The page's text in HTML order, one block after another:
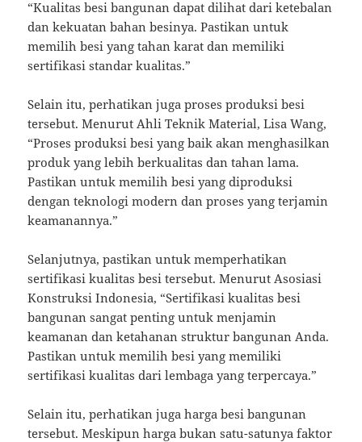
“Kualitas besi bangunan dapat dilihat dari ketebalan
dan kekuatan bahan besinya. Pastikan untuk
memilih besi yang tahan karat dan memiliki
sertifikasi standar kualitas.”
Selain itu, perhatikan juga proses produksi besi
tersebut. Menurut Ahli Teknik Material, Lisa Wang,
“Proses produksi besi yang baik akan menghasilkan
produk yang lebih berkualitas dan tahan lama.
Pastikan untuk memilih besi yang diproduksi
dengan teknologi modern dan proses yang terjamin
keamanannya.”
Selanjutnya, pastikan untuk memperhatikan
sertifikasi kualitas besi tersebut. Menurut Asosiasi
Konstruksi Indonesia, “Sertifikasi kualitas besi
bangunan sangat penting untuk menjamin
keamanan dan ketahanan struktur bangunan Anda.
Pastikan untuk memilih besi yang memiliki
sertifikasi kualitas dari lembaga yang terpercaya.”
Selain itu, perhatikan juga harga besi bangunan
tersebut. Meskipun harga bukan satu-satunya faktor